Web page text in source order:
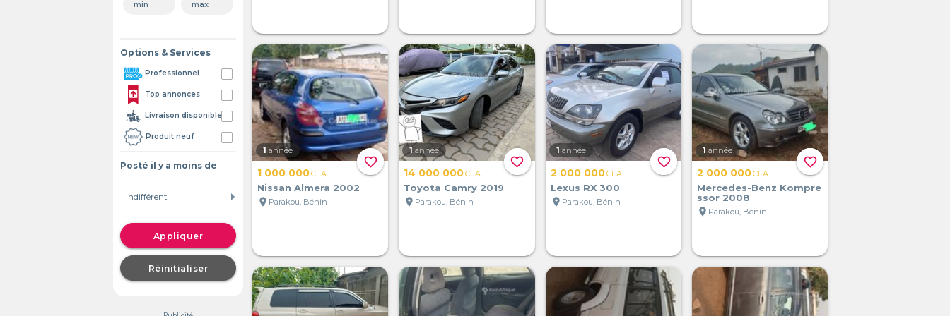
Options & Services
Professionnel
Top annonces
Livraison disponible
Produit neuf
Posté il y a moins de
Appliquer
Réinitialiser
favorite_border
1 année
1 000 000CFA
Nissan Almera 2002
location_on Parakou, Bénin
favorite_border
1 année
14 000 000CFA
Toyota Camry 2019
location_on Parakou, Bénin
favorite_border
1 année
2 000 000CFA
Lexus RX 300
location_on Parakou, Bénin
favorite_border
1 année
2 000 000CFA
Mercedes-Benz Kompre
ssor 2008
location_on Parakou, Bénin